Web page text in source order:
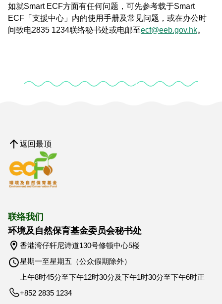
如就Smart ECF方面有任何问题，可先参考载于Smart
ECF「支援中心」内的使用手册及常见问题，或在办公时
间致电2835 1234联络秘书处或电邮至ecf@eeb.gov.hk。
返回最顶
联络我们
环境及自然保育基金委员会秘书处
香港湾仔轩尼诗道130号修顿中心5楼
星期一至星期五（公众假期除外）
上午8时45分至下午12时30分及下午1时30分至下午6时正
+852 2835 1234